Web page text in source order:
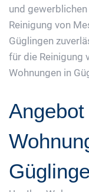
und
Reinigung von
Güglingen
für die Reinigung
Wohnungen in